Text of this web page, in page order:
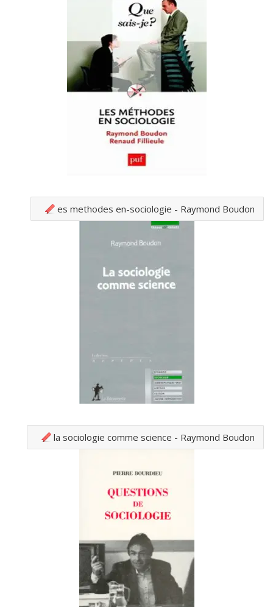
es methodes en-sociologie - Raymond Boudon
la sociologie comme science - Raymond Boudon